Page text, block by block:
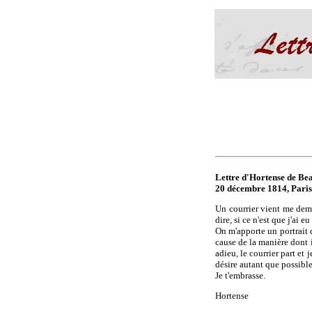
Lettre d'Hortense de
20 décembre 1814, Paris
Un courrier vient me
dire, si ce n'est que j'ai
On m'apporte un portrait
cause de la manière
adieu, le courrier part et
désire autant que
Je t'embrasse.
Hortense